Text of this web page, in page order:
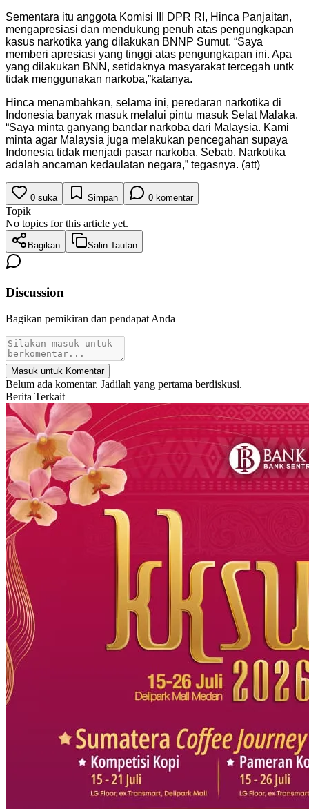
Sementara itu anggota Komisi III DPR RI, Hinca Panjaitan,
mengapresiasi dan mendukung penuh atas pengungkapan
kasus narkotika yang dilakukan BNNP Sumut. “Saya
memberi apresiasi yang tinggi atas pengungkapan ini. Apa
yang dilakukan BNN, setidaknya masyarakat tercegah untk
tidak menggunakan narkoba,”katanya.
Hinca menambahkan, selama ini, peredaran narkotika di
Indonesia banyak masuk melalui pintu masuk Selat Malaka.
“Saya minta ganyang bandar narkoba dari Malaysia. Kami
minta agar Malaysia juga melakukan pencegahan supaya
Indonesia tidak menjadi pasar narkoba. Sebab, Narkotika
adalah ancaman kedaulatan negara,” tegasnya. (att)
0 suka Simpan 0 komentar
Topik
No topics for this article yet.
Bagikan Salin Tautan
Discussion
Bagikan pemikiran dan pendapat Anda
Masuk untuk Komentar
Belum ada komentar. Jadilah yang pertama berdiskusi.
Berita Terkait